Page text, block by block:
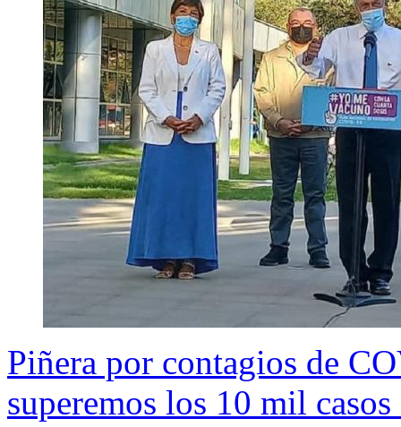
Piñera por contagios de
superemos los 10 mil